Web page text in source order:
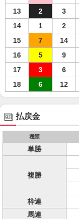
13
2 3
14
1 2
15
7 14
16
5 9
17
3 6
18
6 12
払戻金
種類
単勝
複勝
枠連
馬連